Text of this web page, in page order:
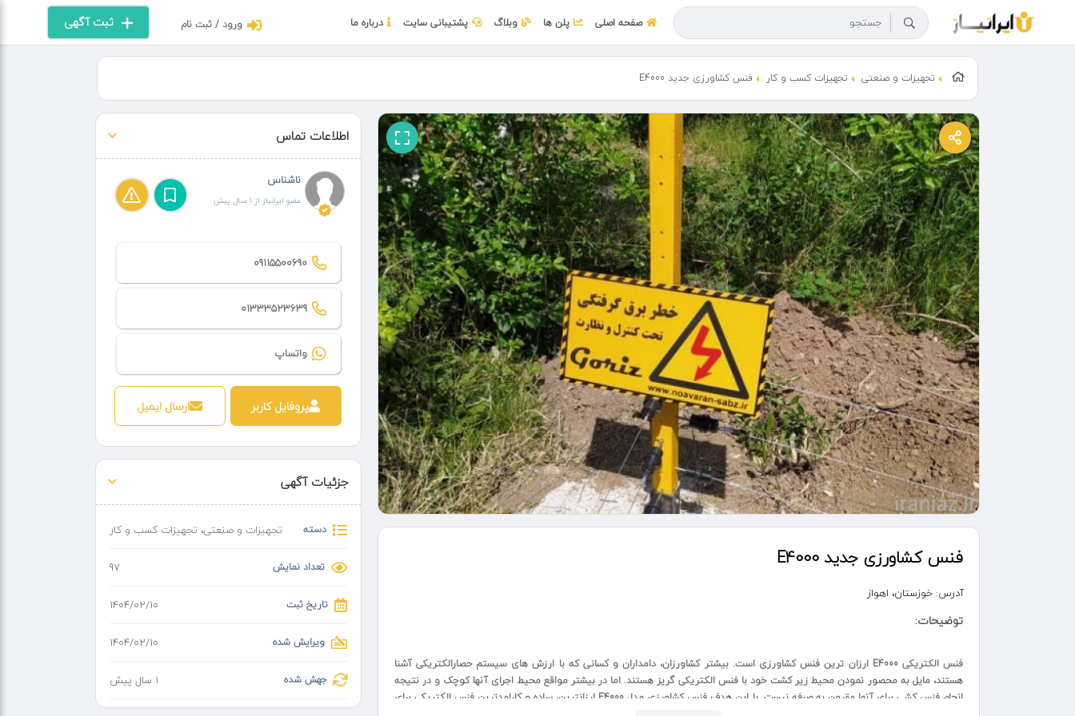
ثبت آگهی ورود / ثبت نام صفحه اصلی پلن ها وبلاگ پشتیبانی سایت درباره ما
تجهیزات و صنعتی تجهیزات کسب‌ و کار فنس کشاورزی جدید E4000
فنس کشاورزی جدید E4000
آدرس: خوزستان، اهواز
توضیحات:
فنس الکتریکی E4000 ارزان ترین فنس کشاورزی است. بیشتر کشاورزان، دامداران و کسانی که با ارزش های سیستم حصارالکتریکی آشنا
هستند، مایل به محصور نمودن محیط زیر کشت خود با فنس الکتریکی گریز هستند. اما در بیشتر مواقع محیط اجرای آنها کوچک و در نتیجه
انجام فنس کشی برای آنها مقرون به صرفه نیست. با این هدف فنس کشاورزی مدل E4000 ارزانترین، ساده و کارامدترین فنس الکتریکی برای
اطلاعات تماس
ناشناس
عضو ایرانیاز از 1 سال پیش
09115500690
01333523639
واتساپ
پروفایل کاربر ارسال ایمیل
جزئیات آگهی
دسته تجهیزات و صنعتی، تجهیزات کسب‌ و کار
تعداد نمایش 97
تاریخ ثبت ۱۴۰۴/۰۲/۱۰
ویرایش شده ۱۴۰۴/۰۲/۱۰
جهش شده 1 سال پیش